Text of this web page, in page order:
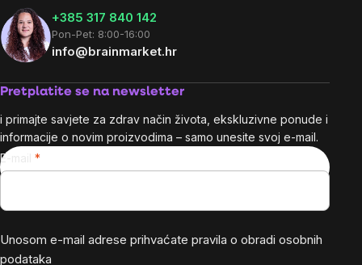
+385 317 840 142
Pon-Pet: 8:00-16:00
info@brainmarket.hr
Pretplatite se na newsletter
i primajte savjete za zdrav način života, ekskluzivne ponude i
informacije o novim proizvodima – samo unesite svoj e-mail.
E-mail
Unosom e-mail adrese prihvaćate pravila o obradi osobnih
podataka